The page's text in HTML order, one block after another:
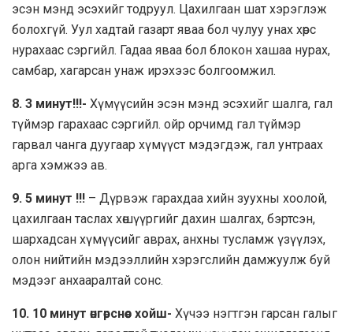
эсэн мэнд эсэхийг тодруул. Цахилгаан шат хэрэглэж
болохгүй. Уул хадтай газарт яваа бол чулуу унах хөрс
нурахаас сэргийл. Гадаа яваа бол блокон хашаа нурах,
самбар, хагарсан унаж ирэхээс болгоомжил.
8. 3 минут!!!- Хүмүүсийн эсэн мэнд эсэхийг шалга, гал
түймэр гарахаас сэргийл. ойр орчимд гал түймэр
гарвал чанга дуугаар хүмүүст мэдэгдэж, гал унтраах
арга хэмжээ ав.
9. 5 минут !!! – Дүрвэж гарахдаа хийн зуухны хоолой,
цахилгаан таслах хөшүүргийг дахин шалгах, бэртсэн,
шархадсан хүмүүсийг аврах, анхны тусламж үзүүлэх,
олон нийтийн мэдээллийн хэрэгслийн дамжуулж буй
мэдээг анхааралтай сонс.
10. 10 минут өнгөрснөөс хойш- Хүчээ нэгтгэн гарсан галыг